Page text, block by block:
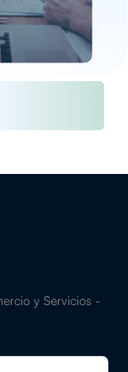
y Servicios -